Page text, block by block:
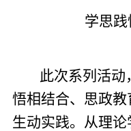
学思
此次系列活动
悟相结合、思政
生动实践。从理